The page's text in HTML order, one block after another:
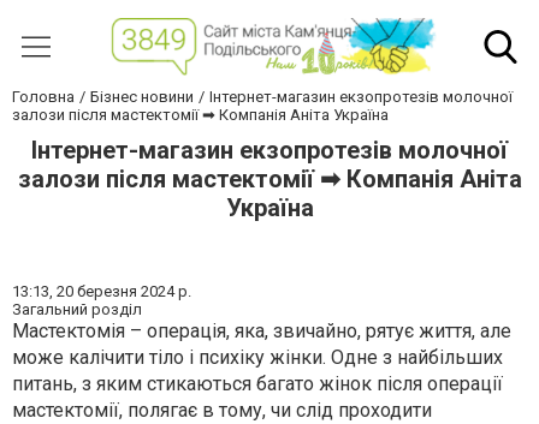
Головна Бізнес новини
Інтернет-магазин екзопротезів молочної
залози після мастектомії ➡ Компанія Аніта Україна
Інтернет-магазин екзопротезів молочної
залози після мастектомії ➡ Компанія Аніта
Україна
13:13, 20 березня 2024 р.
Загальний розділ
Мастектомія – операція, яка, звичайно, рятує життя, але
може калічити тіло і психіку жінки. Одне з найбільших
питань, з яким стикаються багато жінок після операції
мастектомії, полягає в тому, чи слід проходити